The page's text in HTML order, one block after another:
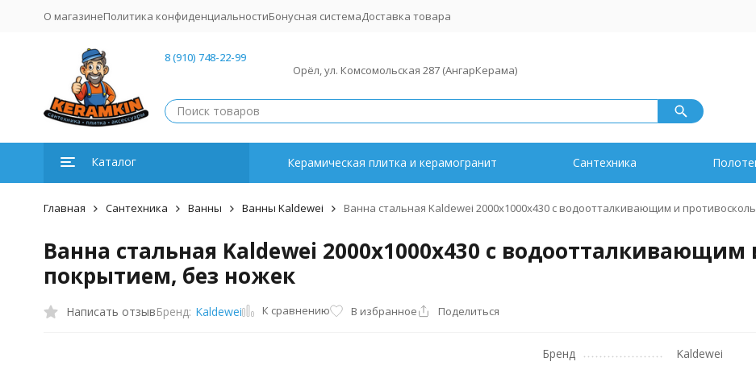
О магазинеПолитика конфиденциальностиБонусная системаДоставка товара
8 (910) 748-22-99
Орёл, ул. Комсомольская 287 (АнгарКерама)
Каталог Керамическая плитка и керамогранит Сантехника
Главная Сантехника Ванны Ванны Kaldewei Ванна стальная Kaldewei 2000х1000х430 с водоотталкивающим и
Ванна стальная Kaldewei 2000х1000х430 с
покрытием, без ножек
Написать отзывБренд: Kaldewei К сравнению В избранное Поделиться
Бренд
Kaldewei